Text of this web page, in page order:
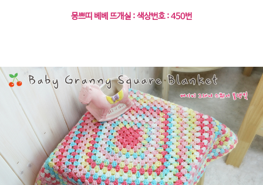
몽쁘띠 베베 뜨개실 : 색상번호 : 450번